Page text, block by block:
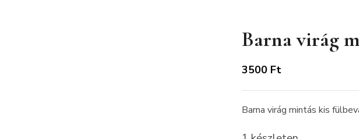
Barna virág
3500 Ft
Barna virág mintás kis